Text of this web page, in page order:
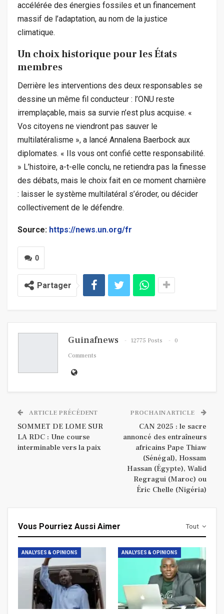
accélérée des énergies fossiles et un financement
massif de l’adaptation, au nom de la justice
climatique.
Un choix historique pour les États
membres
Derrière les interventions des deux responsables se
dessine un même fil conducteur : l’ONU reste
irremplaçable, mais sa survie n’est plus acquise. «
Vos citoyens ne viendront pas sauver le
multilatéralisme », a lancé Annalena Baerbock aux
diplomates. « Ils vous ont confié cette responsabilité.
» L’histoire, a-t-elle conclu, ne retiendra pas la finesse
des débats, mais le choix fait en ce moment charnière
: laisser le système multilatéral s’éroder, ou décider
collectivement de le défendre.
Source: https://news.un.org/fr
0
Partager
Guinafnews 12775 Posts
0
Comments
ARTICLE PRÉCÉDENT
SOMMET DE LOME SUR
LA RDC : Une course
interminable vers la paix
PROCHAIN ARTICLE
CAN 2025 : le sacre
annoncé des entraîneurs
africains Pape Thiaw
(Sénégal), Hossam
Hassan (Égypte), Walid
Regragui (Maroc) ou
Éric Chelle (Nigéria)
Tout
Vous Pourriez Aussi Aimer
ANALYSES & OPINIONS ANALYSES & OPINIONS